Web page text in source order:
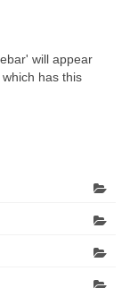
will appear
has this